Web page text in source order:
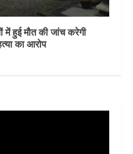
में हुई मौत की जांच करेगी
का आरोप